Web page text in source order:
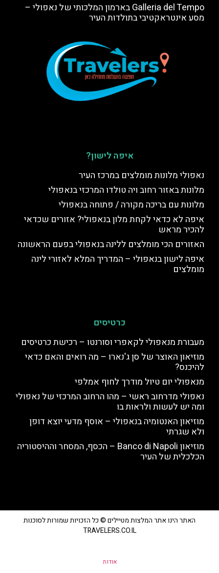
Galleria del Tempo בארמון המלכותי של נאפולי –
מסע אינטראקטיבי בתולדות העיר
איפה לישון?
נאפולי מלונות מומלצים במרכז העיר
מלונות באזור רחוב ויה טולדו המרכזי בנאפולי
מלונות עם בריכה מקורה / פתוחה בנאפולי
איפה לא כדאי לקחת מלון בנאפולי? אזורים שכדאי
להכיר מראש
האזורים הכי מומלצים ללינה בנאפולי בפעם הראשונה
איפה לישון בנאפולי – המדריך המלא לאזורי לינה
מומלצים
כרטיסים
מעבורת מנאפולי לקאפרי וסורנטו – רכישת כרטיסים
מוזיאון האוצר של סן ג'נארו – מה רואים והאם כדאי
להיכנס?
מנאפולי יום טיול מודרך לחוף אמלפי
נאפולי מדרחוב ראשי – מהו הרחוב המרכזי של נאפולי
ומה יש לעשות ולראות בו
מוזיאון האנטומיה בנאפולי – אוסף מדעי יוצא דופן
ולא שגרתי
מוזיאון Banco di Napoli – הכסף, המסחר וההיסטוריה
הכלכלית של העיר
האתר הינו אתר המלצות מטיילים © כל הזכויות שמורות לסוכנות
TRAVELERS.CO.IL
אודות